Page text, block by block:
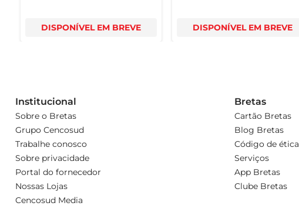
DISPONÍVEL EM BREVE DISPONÍVEL EM BREVE
Institucional
Sobre o Bretas
Grupo Cencosud
Trabalhe conosco
Sobre privacidade
Portal do fornecedor
Nossas Lojas
Cencosud Media
Bretas
Cartão Bretas
Blog Bretas
Código de ética
Serviços
App Bretas
Clube Bretas